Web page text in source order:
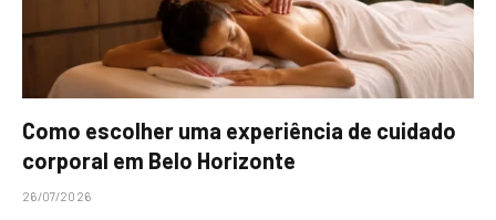
Como escolher uma experiência de cuidado
corporal em Belo Horizonte
26/07/2026